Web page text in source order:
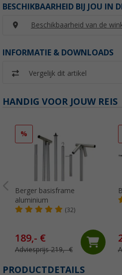
BESCHIKBAARHEID BIJ JOU IN
Beschikbaarheid van de
INFORMATIE & DOWNLOADS
Vergelijk dit artikel
HANDIG VOOR JOUW REIS
%
Berger basisframe
aluminium
(32)
189,- €
Adviesprijs 219,- €
PRODUCTDETAILS